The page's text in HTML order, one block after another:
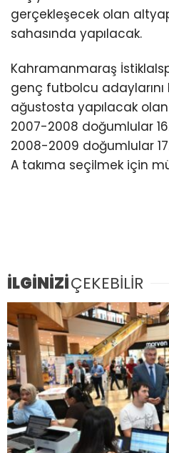
gerçekleşecek olan
sahasında yapılacak.
Kahramanmaraş
genç futbolcu
ağustosta yapılacak
2007-2008 doğumlular
2008-2009 doğumlular
A takıma seçilmek için
İLGİNİZİÇEKEBİLİR